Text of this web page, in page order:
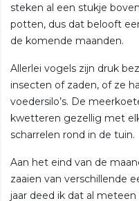
steken al een stukje
potten, dus dat belooft
de komende maanden.
Allerlei vogels zijn druk
insecten of zaden, of ze
voedersilo’s. De
kwetteren gezellig met
scharrelen rond in de tuin.
Aan het eind van de
zaaien van verschillende
jaar deed ik dat al meteen